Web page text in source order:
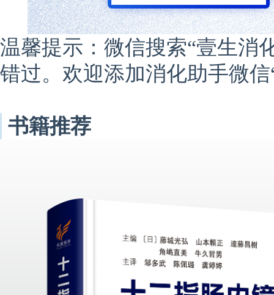
温馨提示：微信搜索“壹生消
错过。欢迎添加消化助手微
书籍推荐